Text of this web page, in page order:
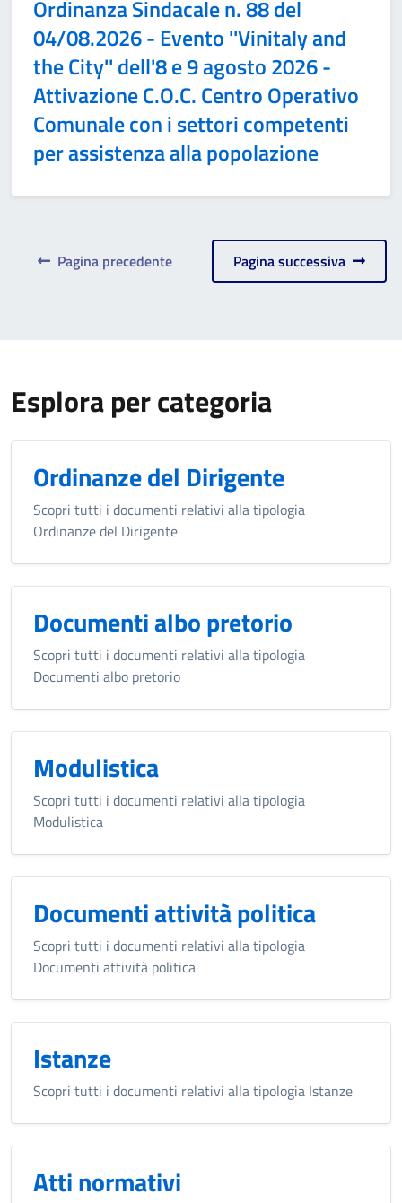
Ordinanza Sindacale n. 88 del
04/08.2026 - Evento ''Vinitaly and
the City'' dell'8 e 9 agosto 2026 -
Attivazione C.O.C. Centro Operativo
Comunale con i settori competenti
per assistenza alla popolazione
Pagina precedente Pagina successiva
Esplora per categoria
Ordinanze del Dirigente
Scopri tutti i documenti relativi alla tipologia
Ordinanze del Dirigente
Documenti albo pretorio
Scopri tutti i documenti relativi alla tipologia
Documenti albo pretorio
Modulistica
Scopri tutti i documenti relativi alla tipologia
Modulistica
Documenti attività politica
Scopri tutti i documenti relativi alla tipologia
Documenti attività politica
Istanze
Scopri tutti i documenti relativi alla tipologia Istanze
Atti normativi